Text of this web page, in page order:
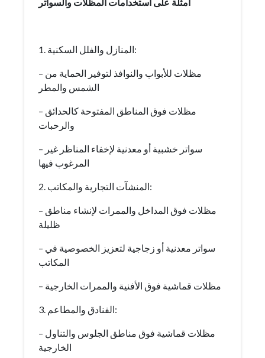
1. المنازل والفلل السكنية:
– مظلات للأبواب والنوافذ لتوفير الحماية من
الشمس والمطر
– مظلات فوق المناطق المفتوحة كالحدائق
والرحبات
– سواتر خشبية أو معدنية لإخفاء المناظر غير
المرغوب فيها
2. المنشآت التجارية والمكاتب:
– مظلات فوق المداخل والممرات لإنشاء مناطق
ظليلة
– سواتر معدنية أو زجاجية لتعزيز الخصوصية في
المكاتب
– مظلات قماشية فوق الأفنية والممرات الخارجية
3. الفنادق والمطاعم:
– مظلات قماشية فوق مناطق الجلوس والتناول
الخارجية